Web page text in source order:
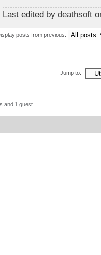
Last edited by deathsoft
posts from previous:
Jump to:
and 1 guest